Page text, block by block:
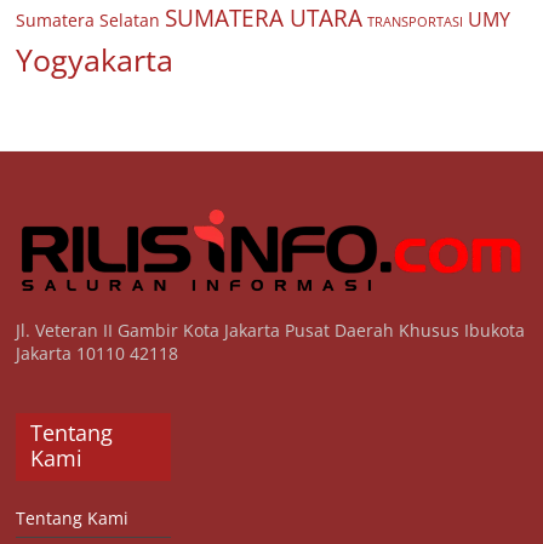
Sumatera Selatan SUMATERA UTARA TRANSPORTASI UMY
Yogyakarta
Jl. Veteran II Gambir Kota Jakarta Pusat Daerah Khusus Ibukota
Jakarta 10110 42118
Tentang
Kami
Tentang Kami